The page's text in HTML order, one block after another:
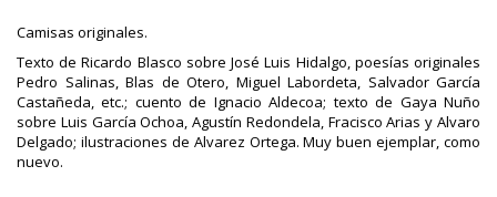
Camisas originales.
Texto de Ricardo Blasco sobre José Luis Hidalgo, poesías originales
Pedro Salinas, Blas de Otero, Miguel Labordeta, Salvador García
Castañeda, etc.; cuento de Ignacio Aldecoa; texto de Gaya Nuño
sobre Luis García Ochoa, Agustín Redondela, Fracisco Arias y Alvaro
Delgado; ilustraciones de Alvarez Ortega. Muy buen ejemplar, como
nuevo.